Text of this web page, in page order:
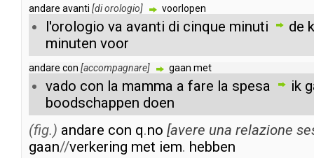
andare avanti [diorologio] voorlopen
l'orologio va avanti di cinque minuti de
minuten voor
andare con [accompagnare] gaan met
vado con la mamma a fare la spesa ik
boodschappen doen
(fig.) andare con q.no [avere una relazione
gaan//verkering met iem. hebben